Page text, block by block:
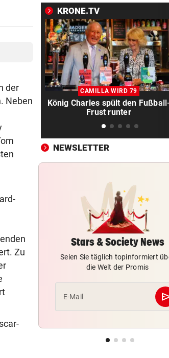
der
Neben
Zu
über Stocker empört
NEUE REGIONALLIGA vor 39
„In die Top-4 zu kommen,
immens schwer!“
BÖSE ERINNERUNGEN vor
Mure im Valsertal: „Hier
Klimawandel“
Biker bei Überholversuch
L200 verunfallt
LIVE: Legendentreffen! Rapid
gegen Werder Bremen
RADFAHRERIN FAND WRACK
Tödlicher Unfall wurde erst
Stunden entdeckt
VIER VERLETZTE
GROSSER TRIUMPH vor
KRONE.TV
CAMILLA WIRD 79
König Charles spült den
Frust runter
NEWSLETTER
Stars & Society News
Seien Sie täglich topinformiert
die Welt der Promis
E-Mail